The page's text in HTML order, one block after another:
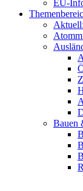
EU-
Bauen